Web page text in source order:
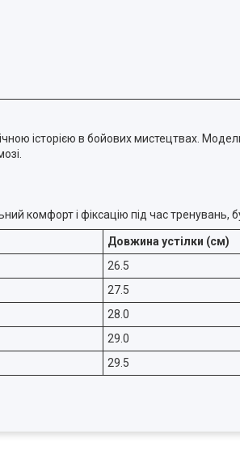
історією в бойових мистецтвах.
комфорт і фіксацію під час
Довжина устілки (см)
26.5
27.5
28.0
29.0
29.5